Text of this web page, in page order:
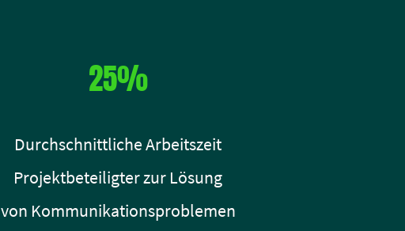
25%
Durchschnittliche Arbeitszeit
Projektbeteiligter zur Lösung
von Kommunikationsproblemen